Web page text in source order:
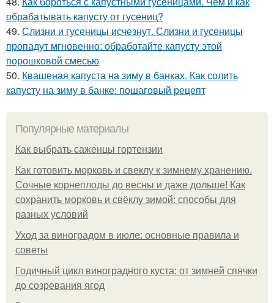
обрабатывать капусту от гусениц?
49. Слизни и гусеницы исчезнут. Слизни и гусеницы
пропадут мгновенно: обработайте капусту этой
порошковой смесью
50. Квашеная капуста на зиму в банках. Как солить
капусту на зиму в банке: пошаговый рецепт
Популярные материалы
Как выбрать саженцы гортензии
Как готовить морковь и свеклу к зимнему хранению.
Сочные корнеплоды до весны и даже дольше! Как
сохранить морковь и свёклу зимой: способы для
разных условий
Уход за виноградом в июле: основные правила и
советы
Годичный цикл виноградного куста: от зимней спячки
до созревания ягод